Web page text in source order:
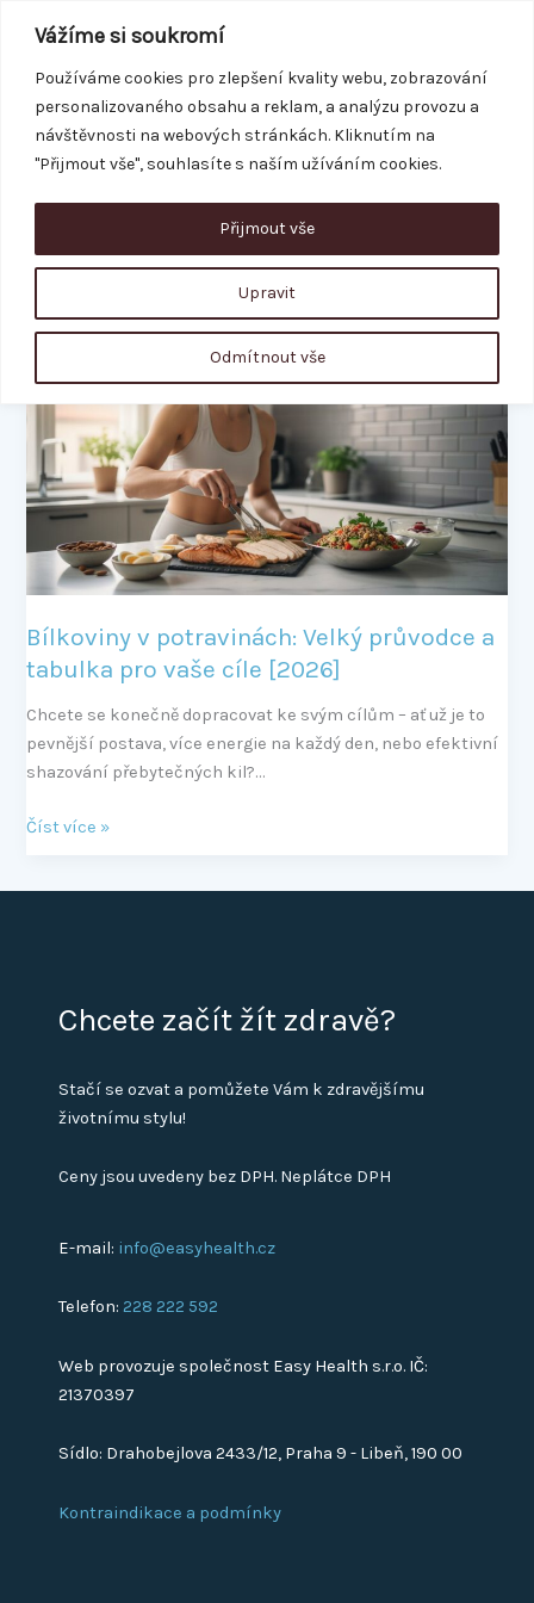
Vážíme si soukromí
Používáme cookies pro zlepšení kvality webu, zobrazování
personalizovaného obsahu a reklam, a analýzu provozu a
návštěvnosti na webových stránkách. Kliknutím na
"Přijmout vše", souhlasíte s naším užíváním cookies.
Upravit
Odmítnout vše
Přijmout vše
obsah
REZERVACE
proteiny
Bílkoviny v potravinách: Velký průvodce a
tabulka pro vaše cíle [2026]
Chcete se konečně dopracovat ke svým cílům – ať už je to
pevnější postava, více energie na každý den, nebo efektivní
shazování přebytečných kil?…
Bílkoviny
potravinách:
Velký
průvodce
tabulka
vaše
cíle
Číst více »
Chcete začít žít zdravě?
Stačí se ozvat a pomůžete Vám k zdravějšímu
životnímu stylu!
Ceny jsou uvedeny bez DPH. Neplátce DPH
E-mail: info@easyhealth.cz
Telefon:228 222 592
Web provozuje společnost Easy Health s.r.o. IČ:
21370397
Sídlo: Drahobejlova 2433/12, Praha 9 - Libeň, 190 00
Kontraindikace a podmínky